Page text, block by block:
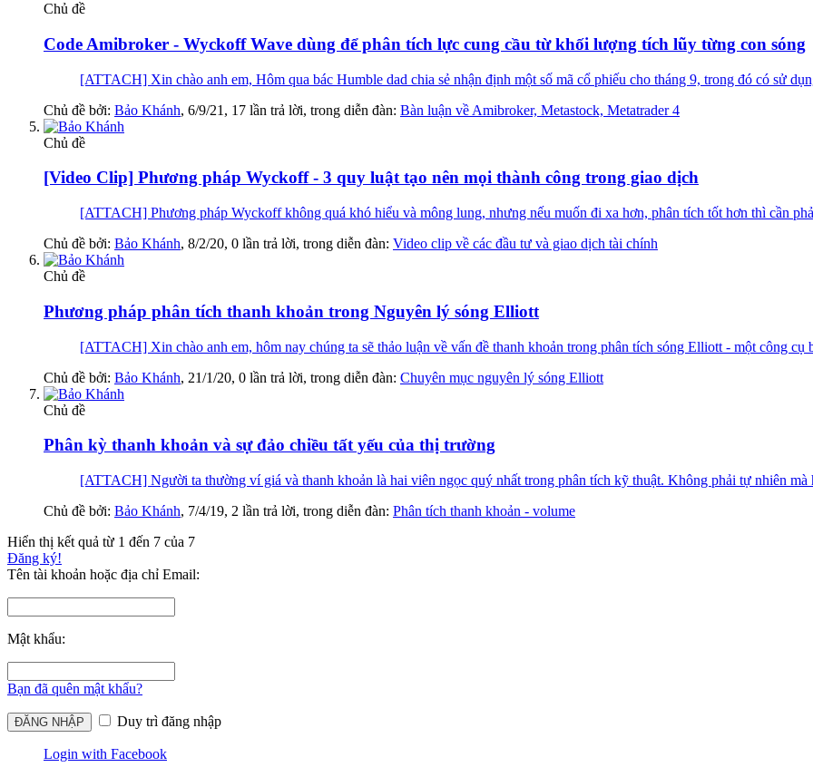
Chủ đề
Code Amibroker - Wyckoff Wave dùng để phân tích lực cung cầu từ khối lượng tích lũy từng con sóng
[ATTACH] Xin chào anh em, Hôm qua bác Humble dad chia sẻ nhận định một số mã cổ phiếu cho tháng 9, trong đó có sử
Chủ đề bởi: Bảo Khánh, 6/9/21 , 17 lần trả lời, trong diễn đàn: Bàn luận về Amibroker, Metastock, Metatrader 4
Chủ đề
[Video Clip] Phương pháp Wyckoff - 3 quy luật tạo nên mọi thành công trong giao dịch
[ATTACH] Phương pháp Wyckoff không quá khó hiểu và mông lung, nhưng nếu muốn đi xa hơn, phân tích tốt hơn thì cần
Chủ đề bởi: Bảo Khánh, 8/2/20, 0 lần trả lời, trong diễn đàn: Video clip về các đầu tư và giao dịch tài chính
Chủ đề
Phương pháp phân tích thanh khoản trong Nguyên lý sóng Elliott
[ATTACH] Xin chào anh em, hôm nay chúng ta sẽ thảo luận về vấn đề thanh khoản trong phân tích sóng Elliott - một công cụ
Chủ đề bởi: Bảo Khánh, 21/1/20, 0 lần trả lời, trong diễn đàn: Chuyên mục nguyên lý sóng Elliott
Chủ đề
Phân kỳ thanh khoản và sự đảo chiều tất yếu của thị trường
[ATTACH] Người ta thường ví giá và thanh khoản là hai viên ngọc quý nhất trong phân tích kỹ thuật. Không phải tự nhiên mà
Chủ đề bởi: Bảo Khánh, 7/4/19, 2 lần trả lời, trong diễn đàn: Phân tích thanh khoản - volume
Hiển thị kết quả từ 1 đến 7 của 7
Đăng ký!
Tên tài khoản hoặc địa chỉ Email:
Mật khẩu:
Bạn đã quên mật khẩu?
Duy trì đăng nhập
Login with Facebook